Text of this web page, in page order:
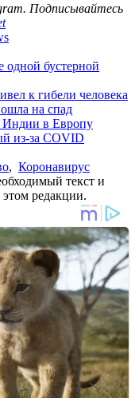
Подписывайтесь
бустерной
к гибели человека
на спад
Индии в Европу
из-за COVID
, Коронавирус
текст и
редакции.